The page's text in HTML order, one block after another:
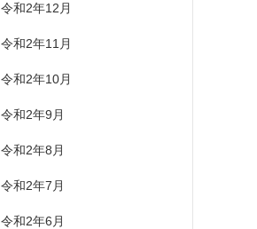
令和2年12月
令和2年11月
令和2年10月
令和2年9月
令和2年8月
令和2年7月
令和2年6月